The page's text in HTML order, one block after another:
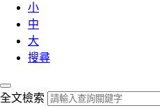
小
中
大
搜尋
全文檢索